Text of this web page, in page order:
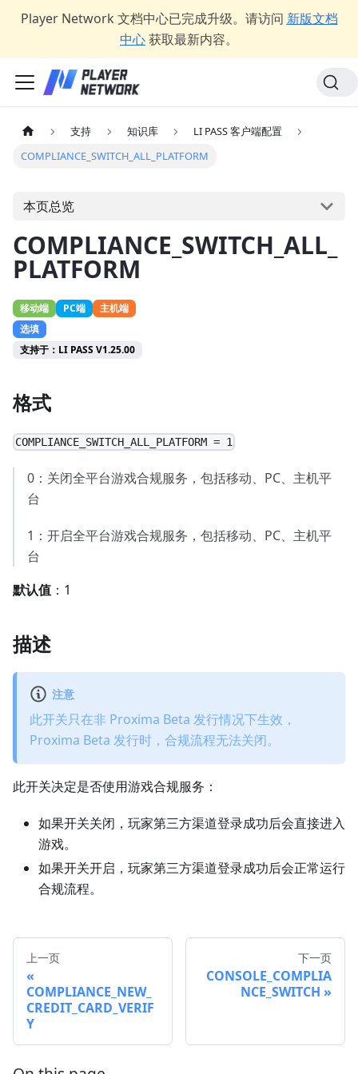
Player Network 文档中心已完成升级。请访问 新版文档
中心获取最新内容。
支持 知识库
LI PASS 客户端配置
COMPLIANCE_SWITCH_ALL_PLATFORM
本页总览
COMPLIANCE_SWITCH_ALL_
PLATFORM
移动端 PC端
主机端
选填
支持于：LI PASS V1.25.00
格式
COMPLIANCE_SWITCH_ALL_PLATFORM = 1
0：关闭全平台游戏合规服务，包括移动、PC、主机平
台
1：开启全平台游戏合规服务，包括移动、PC、主机平
台
默认值 ：1
描述
注意
此开关只在非 Proxima Beta 发行情况下生效，
Proxima Beta 发行时，合规流程无法关闭。
此开关决定是否使用游戏合规服务：
如果开关关闭，玩家第三方渠道登录成功后会直接进入
游戏。
如果开关开启，玩家第三方渠道登录成功后会正常运行
合规流程。
上一页
COMPLIANCE_NEW_
CREDIT_CARD_VERIF
Y
下一页
CONSOLE_COMPLIA
NCE_SWITCH